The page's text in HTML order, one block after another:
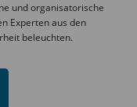
und organisatorische
Experten aus den
beleuchten.